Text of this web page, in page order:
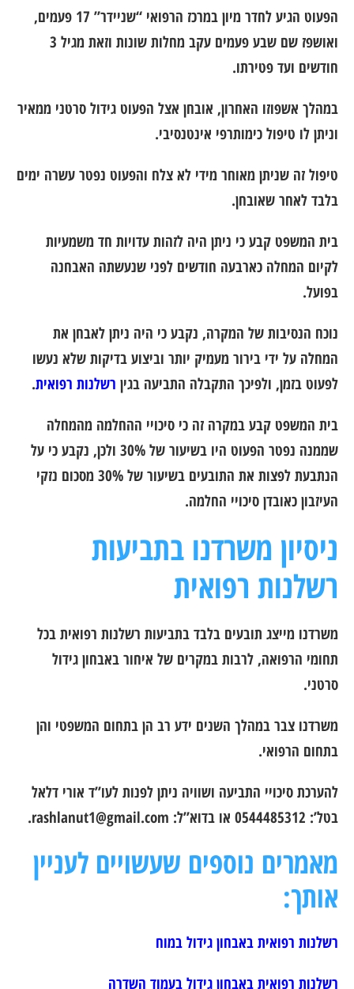
הפעוט הגיע לחדר מיון במרכז הרפואי “שניידר” 17 פעמים,
ואושפז שם שבע פעמים עקב מחלות שונות וזאת מגיל 3
חודשים ועד פטירתו.
במהלך אשפוזו האחרון, אובחן אצל הפעוט גידול סרטני ממאיר
וניתן לו טיפול כימותרפי אינטנסיבי.
טיפול זה שניתן מאוחר מידי לא צלח והפעוט נפטר עשרה ימים
בלבד לאחר שאובחן.
בית המשפט קבע כי ניתן היה לזהות עדויות חד משמעיות
לקיום המחלה כארבעה חודשים לפני שנעשתה האבחנה
בפועל.
נוכח הנסיבות של המקרה, נקבע כי היה ניתן לאבחן את
המחלה על ידי בירור מעמיק יותר וביצוע בדיקות שלא נעשו
לפעוט בזמן, ולפיכך התקבלה התביעה בגין רשלנות רפואית.
בית המשפט קבע במקרה זה כי סיכויי ההחלמה מהמחלה
שממנה נפטר הפעוט היו בשיעור של 30% ולכן, נקבע כי על
הנתבעת לפצות את התובעים בשיעור של 30% מסכום נזקי
העיזבון כאובדן סיכויי החלמה.
ניסיון משרדנו בתביעות
רשלנות רפואית
משרדנו מייצג תובעים בלבד בתביעות רשלנות רפואית בכל
תחומי הרפואה, לרבות במקרים של איחור באבחון גידול
סרטני.
משרדנו צבר במהלך השנים ידע רב הן בתחום המשפטי והן
בתחום הרפואי.
להערכת סיכויי התביעה ושוויה ניתן לפנות לעו”ד אורי דלאל
בטל’: 0544485312 או בדוא”ל:
rashlanut1@gmail.com
.
מאמרים נוספים שעשויים לעניין
אותך:
רשלנות רפואית באבחון גידול במוח
רשלנות רפואית באבחון גידול בעמוד השדרה